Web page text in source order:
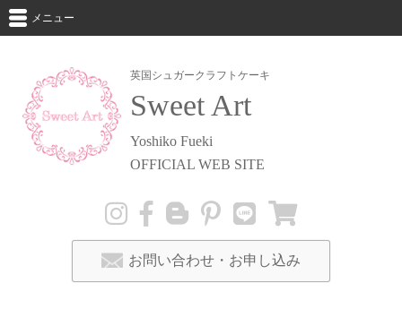
英国シュガークラフトケーキ
Sweet Art
Yoshiko Fueki
OFFICIAL WEB SITE
お問い合わせ・お申し込み
メニュー